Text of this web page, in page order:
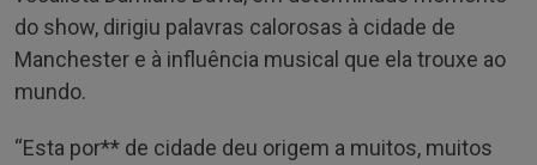
do show, dirigiu palavras calorosas à cidade de
Manchester e à influência musical que ela trouxe ao
mundo.
“Esta por** de cidade deu origem a muitos, muitos